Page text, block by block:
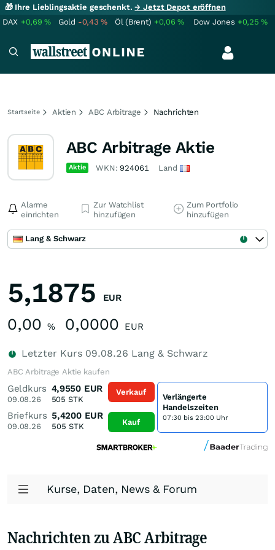
🎁 Ihre Lieblingsaktie geschenkt.→ Jetzt Depot eröffnen
DAX +0,69% Gold -0,43% Öl (Brent) +0,06% Dow Jones +0,25%
Startseite Aktien ABC Arbitrage Nachrichten
ABC Arbitrage Aktie
Aktie WKN:924061 Land
Alarme
einrichten
Zur Watchlist
hinzufügen
Zum Portfolio
hinzufügen
Lang & Schwarz
5,1875 EUR
0,00 % 0,0000 EUR
Letzter Kurs 09.08.26 Lang & Schwarz
ABC Arbitrage Aktie kaufen
Geldkurs
09.08.26
4,9550 EUR
505 STK
Briefkurs
09.08.26
5,4200 EUR
505 STK
Verkauf
Kauf
Verlängerte
Handelszeiten
07:30 bis 23:00 Uhr
Kurse, Daten, News & Forum
Nachrichten zu ABC Arbitrage